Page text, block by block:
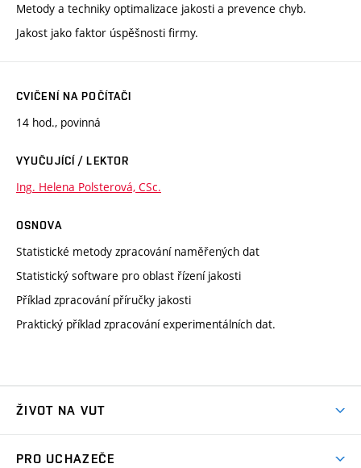
Metody a techniky optimalizace jakosti a prevence chyb.
Jakost jako faktor úspěšnosti firmy.
CVIČENÍ NA POČÍTAČI
14 hod., povinná
VYUČUJÍCÍ / LEKTOR
Ing. Helena Polsterová, CSc.
OSNOVA
Statistické metody zpracování naměřených dat
Statistický software pro oblast řízení jakosti
Příklad zpracování příručky jakosti
Praktický příklad zpracování experimentálních dat.
ŽIVOT NA VUT
PRO UCHAZEČE